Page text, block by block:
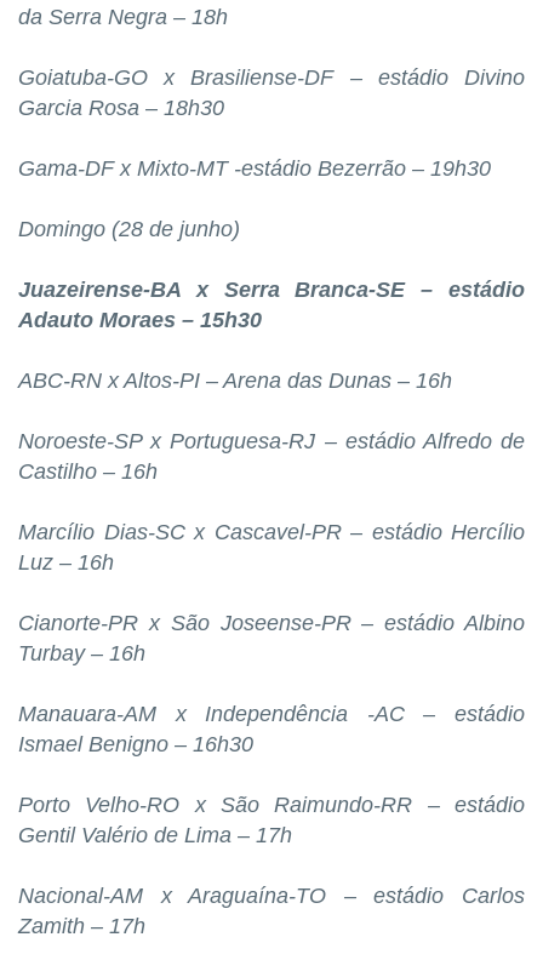
da Serra Negra – 18h
Goiatuba-GO x Brasiliense-DF – estádio Divino
Garcia Rosa – 18h30
Gama-DF x Mixto-MT -estádio Bezerrão – 19h30
Domingo (28 de junho)
Juazeirense-BA x Serra Branca-SE – estádio
Adauto Moraes – 15h30
ABC-RN x Altos-PI – Arena das Dunas – 16h
Noroeste-SP x Portuguesa-RJ – estádio Alfredo de
Castilho – 16h
Marcílio Dias-SC x Cascavel-PR – estádio Hercílio
Luz – 16h
Cianorte-PR x São Joseense-PR – estádio Albino
Turbay – 16h
Manauara-AM x Independência -AC – estádio
Ismael Benigno – 16h30
Porto Velho-RO x São Raimundo-RR – estádio
Gentil Valério de Lima – 17h
Nacional-AM x Araguaína-TO – estádio Carlos
Zamith – 17h